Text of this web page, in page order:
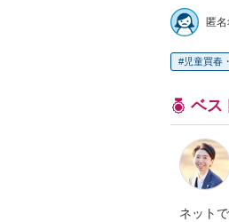
匿
児童買春
ベス
ネット